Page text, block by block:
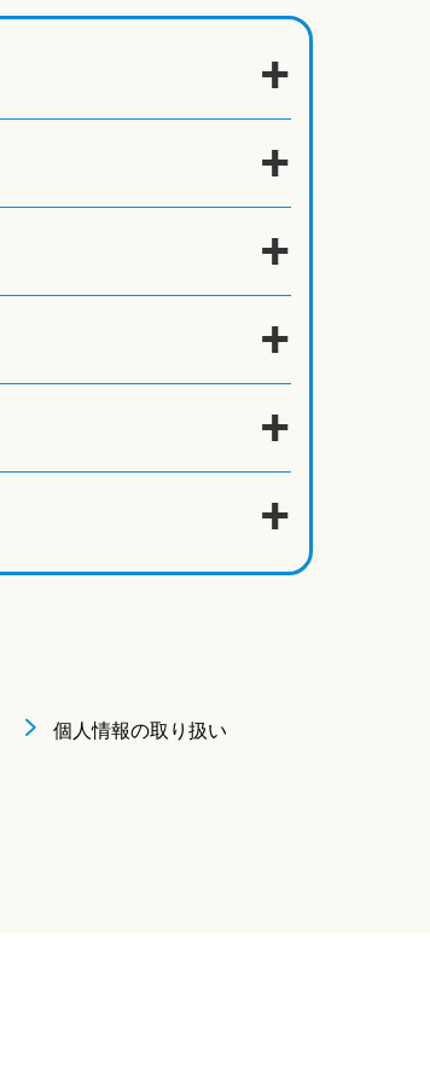
個人情報の取り扱い